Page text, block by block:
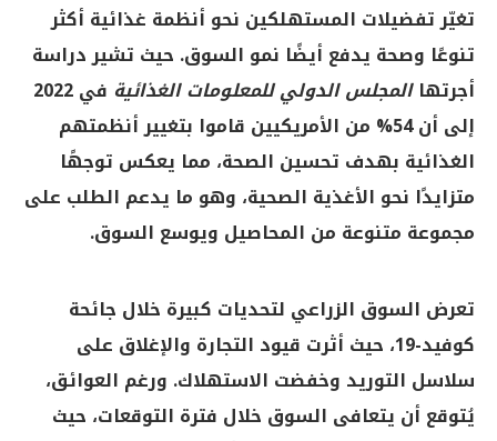
تغيّر تفضيلات المستهلكين نحو أنظمة غذائية أكثر
تنوعًا وصحة يدفع أيضًا نمو السوق. حيث تشير دراسة
أجرتهاالمجلس الدولي للمعلومات الغذائية
في 2022
إلى أن 54% من الأمريكيين قاموا بتغيير أنظمتهم
الغذائية بهدف تحسين الصحة، مما يعكس توجهًا
متزايدًا نحو الأغذية الصحية، وهو ما يدعم الطلب على
مجموعة متنوعة من المحاصيل ويوسع السوق.
تعرض السوق الزراعي لتحديات كبيرة خلال جائحة
كوفيد-19، حيث أثرت قيود التجارة والإغلاق على
سلاسل التوريد وخفضت الاستهلاك. ورغم العوائق،
يُتوقع أن يتعافى السوق خلال فترة التوقعات، حيث